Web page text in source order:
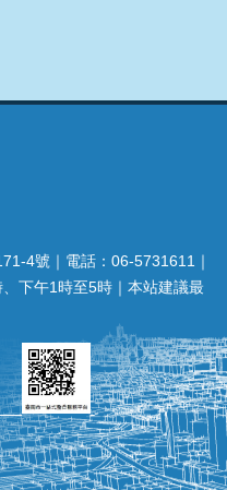
4號｜電話：06-5731611｜
下午1時至5時｜本站建議最